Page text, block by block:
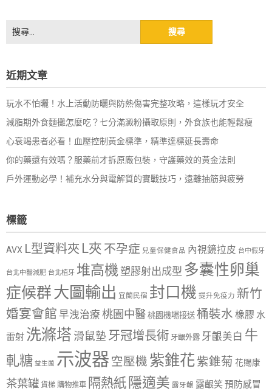
搜
尋
字:
近期文章
玩水不怕曬！水上活動防曬與防熱傷害完整攻略，這樣玩才安全
減脂期外食麵攤怎麼吃？七分滿澱粉攝取原則，外食族也能輕鬆瘦
心衰竭患者必看！血壓控制黃金標準，精準達標延長壽命
你的藥還有效嗎？服藥前才拆原廠包裝，守護藥效的黃金法則
戶外運動必學！補充水分與電解質的實戰技巧，遠離抽筋與疲勞
標籤
AVX L型資料夾 L夾 不孕症 兒童保健食品 內視鏡拉皮 台中假牙
台北中醫減肥 台北植牙 堆高機塑膠射出成型 多囊性卵巢
症候群大圖輸出 宜蘭民宿 封口機 提升免疫力 新竹
婚宴會館 早洩治療 桃園中醫 桃園機場接送 桶裝水 橡膠 水
雷射 洗滌塔 滑鼠墊 牙冠增長術 牙齦外露 牙齦美白 牛
軋糖 益生菌 示波器 空壓機 紫錐花紫錐菊 花賜康
茶葉罐 貨梯 購物推車 隔熱紙 隱適美 露牙齦 露齦笑預防感冒